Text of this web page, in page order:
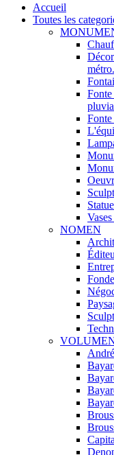
Accueil
Toutes les
NOMEN